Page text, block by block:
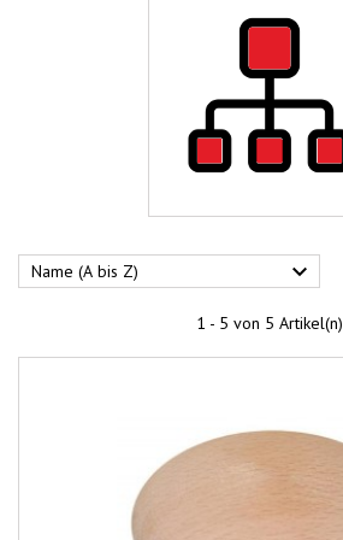
Name (A bis Z) 
1 - 5 von 5 Artikel(n)